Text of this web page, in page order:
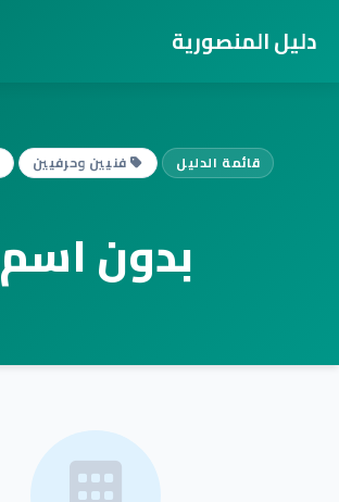
دليل المنصورية
قائمة الدليل فنيين وحرفيين
بدون اسم